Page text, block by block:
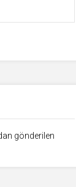
gönderilen